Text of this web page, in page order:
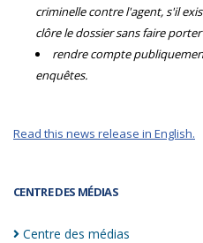
CENTRE DES MÉDIAS
Centre des médias
criminelle contre l'agent, s'il
clôre le dossier sans faire
rendre compte
enquêtes.
Read this news release in English.